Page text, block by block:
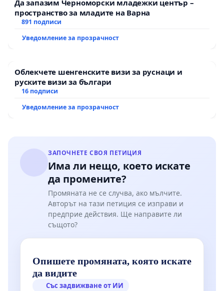
Да запазим Черноморски младежки център –
пространство за младите на Варна
891 подписи
Уведомление за прозрачност
Облекчете шенгенските визи за руснаци и
руските визи за българи
16 подписи
Уведомление за прозрачност
ЗАПОЧНЕТЕ СВОЯ ПЕТИЦИЯ
Има ли нещо, което искате
да промените?
Промяната не се случва, ако мълчите.
Авторът на тази петиция се изправи и
предприе действия. Ще направите ли
същото?
Опишете промяната, която искате
да видите
Със задвижване от ИИ